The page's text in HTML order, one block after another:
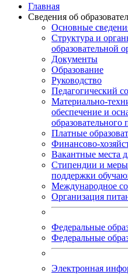
Главная
Сведения об
Основные
Структура и
образовательной
Документы
Образование
Руководство
Педагогический
Материально-
обеспечение и
образовательного
Платные
Финансово-
Вакантные места
Стипендии и меры
поддержки
Международное
Организация
Федеральные
Федеральные
Электронная